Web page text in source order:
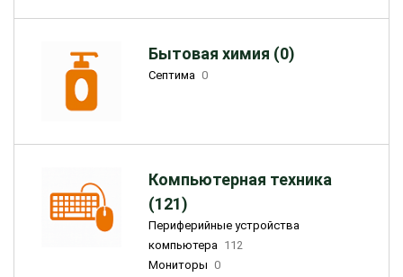
Бытовая химия (0)
Септима 0
Компьютерная техника
(121)
Периферийные устройства
компьютера 112
Мониторы 0